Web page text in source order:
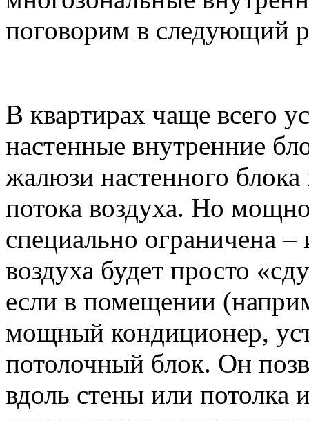
поговорим в следующий
В квартирах чаще всего
настенные внутренние
жалюзи настенного
потока воздуха. Но
специально ограничена –
воздуха будет просто
если в помещении
мощный кондиционер,
потолочный блок. Он
вдоль стены или потолка